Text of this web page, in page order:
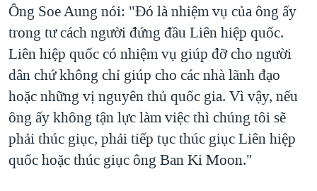
Ông Soe Aung nói: "Đó là nhiệm vụ của ông ấy
trong tư cách người đứng đầu Liên hiệp quốc.
Liên hiệp quốc có nhiệm vụ giúp đỡ cho người
dân chứ không chỉ giúp cho các nhà lãnh đạo
hoặc những vị nguyên thủ quốc gia. Vì vậy, nếu
ông ấy không tận lực làm việc thì chúng tôi sẽ
phải thúc giục, phải tiếp tục thúc giục Liên hiệp
quốc hoặc thúc giục ông Ban Ki Moon."